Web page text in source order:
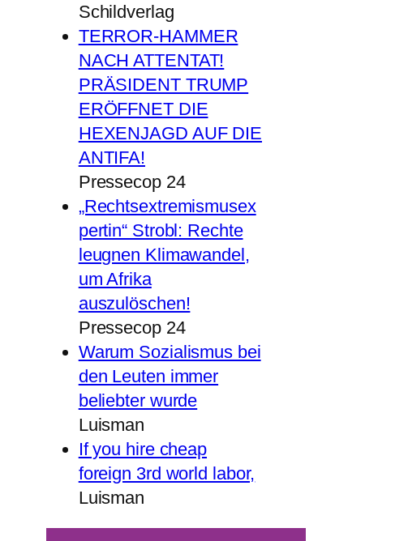
Schildverlag
TERROR-HAMMER
NACH ATTENTAT!
PRÄSIDENT TRUMP
ERÖFFNET DIE
HEXENJAGD AUF DIE
ANTIFA!
Pressecop 24
„Rechtsextremismusex
pertin“ Strobl: Rechte
leugnen Klimawandel,
um Afrika
auszulöschen!
Pressecop 24
Warum Sozialismus bei
den Leuten immer
beliebter wurde
Luisman
If you hire cheap
foreign 3rd world labor,
Luisman